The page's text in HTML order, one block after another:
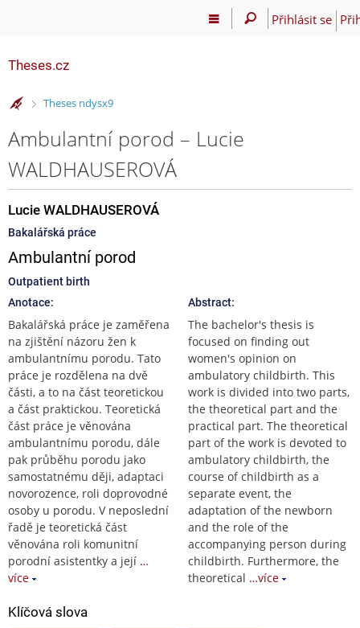
Přihlásit se
Theses.cz
>
Theses ndysx9
Ambulantní porod – Lucie
WALDHAUSEROVÁ
Lucie WALDHAUSEROVÁ
Bakalářská práce
Ambulantní porod
Outpatient birth
Anotace:
Bakalářská práce je zaměřena
na zjištění názoru žen k
ambulantnímu porodu. Tato
práce je rozdělena na dvě
části, a to na část teoretickou
a část praktickou. Teoretická
část práce je věnována
ambulantnímu porodu, dále
pak průběhu porodu jako
samostatnému ději, adaptaci
novorozence, roli doprovodné
osoby u porodu. V neposlední
řadě je teoretická část
věnována roli komunitní
porodní asistentky a její …
více
Abstract:
The bachelor's thesis is
focused on finding out
women's opinion on
ambulatory childbirth. This
work is divided into two parts,
the theoretical part and the
practical part. The theoretical
part of the work is devoted to
ambulatory childbirth, the
course of childbirth as a
separate event, the
adaptation of the newborn
and the role of the
accompanying person during
childbirth. Furthermore, the
theoretical …více
Klíčová slova